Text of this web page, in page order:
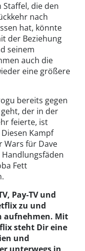
die den
nach
hat, könnte
der Beziehung
seinem
auch die
eine größere
bereits gegen
der in der
feierte, ist
Kampf
Wars für Dave
Fett
Pay-TV und
zu und
aufnehmen. Mit
steht Dir eine
und